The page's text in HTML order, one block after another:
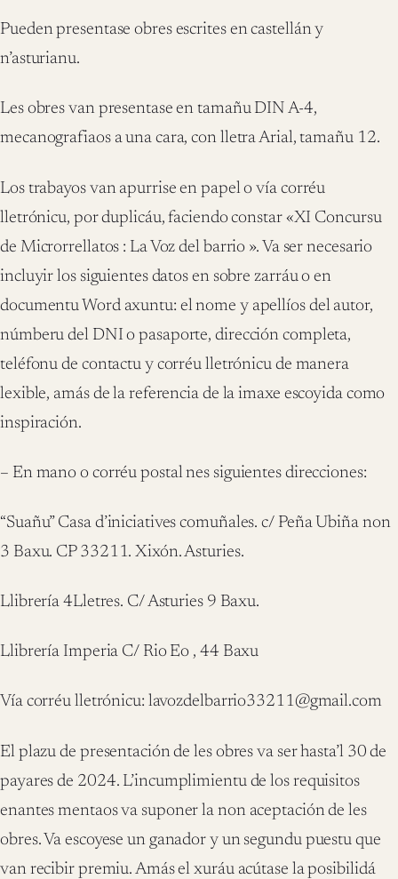
Pueden presentase obres escrites en castellán y
n’asturianu.
Les obres van presentase en tamañu DIN A-4,
mecanografiaos a una cara, con lletra Arial, tamañu 12.
Los trabayos van apurrise en papel o vía corréu
lletrónicu, por duplicáu, faciendo constar «XI Concursu
de Microrrellatos : La Voz del barrio ». Va ser necesario
incluyir los siguientes datos en sobre zarráu o en
documentu Word axuntu: el nome y apellíos del autor,
númberu del DNI o pasaporte, dirección completa,
teléfonu de contactu y corréu lletrónicu de manera
lexible, amás de la referencia de la imaxe escoyida como
inspiración.
– En mano o corréu postal nes siguientes direcciones:
“Suañu” Casa d’iniciatives comuñales. c/ Peña Ubiña non
3 Baxu. CP 33211. Xixón. Asturies.
Llibrería 4Lletres. C/ Asturies 9 Baxu.
Llibrería Imperia C/ Rio Eo , 44 Baxu
Vía corréu lletrónicu: lavozdelbarrio33211@gmail.com
El plazu de presentación de les obres va ser hasta’l 30 de
payares de 2024. L’incumplimientu de los requisitos
enantes mentaos va suponer la non aceptación de les
obres. Va escoyese un ganador y un segundu puestu que
van recibir premiu. Amás el xuráu acútase la posibilidá